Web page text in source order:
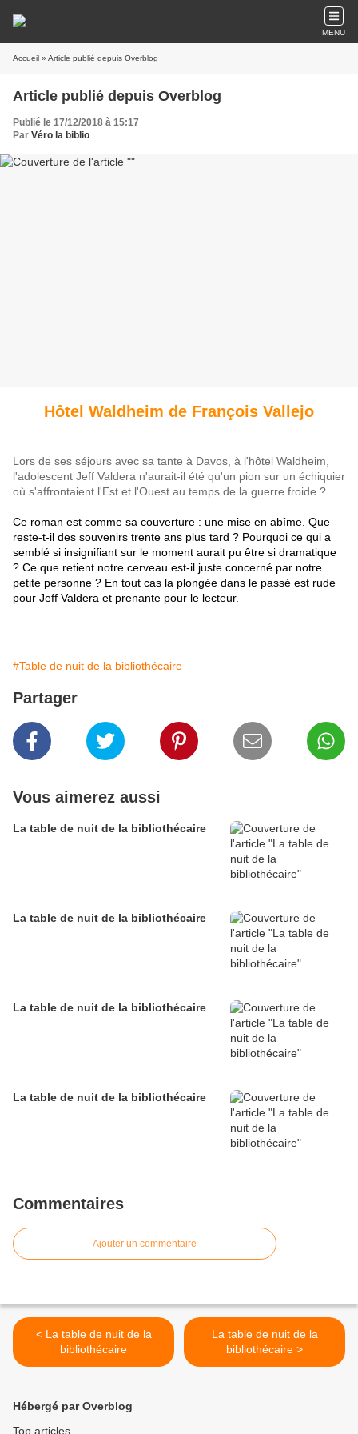
MENU
Accueil » Article publié depuis Overblog
Article publié depuis Overblog
Publié le 17/12/2018 à 15:17
Par Véro la biblio
Hôtel Waldheim de François Vallejo
Lors de ses séjours avec sa tante à Davos, à l'hôtel Waldheim,
l'adolescent Jeff Valdera n'aurait-il été qu'un pion sur un échiquier
où s'affrontaient l'Est et l'Ouest au temps de la guerre froide ?
Ce roman est comme sa couverture : une mise en abîme. Que
reste-t-il des souvenirs trente ans plus tard ? Pourquoi ce qui a
semblé si insignifiant sur le moment aurait pu être si dramatique
? Ce que retient notre cerveau est-il juste concerné par notre
petite personne ? En tout cas la plongée dans le passé est rude
pour Jeff Valdera et prenante pour le lecteur.
#Table de nuit de la bibliothécaire
Partager
Vous aimerez aussi
La table de nuit de la bibliothécaire
La table de nuit de la bibliothécaire
La table de nuit de la bibliothécaire
La table de nuit de la bibliothécaire
Commentaires
Ajouter un commentaire
< La table de nuit de la
bibliothécaire
La table de nuit de la
bibliothécaire >
Hébergé par Overblog
Top articles